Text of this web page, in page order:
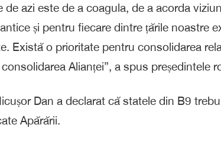
de azi este de a coagula, de a acorda
și pentru fiecare dintre țările noastre
Există o prioritate pentru consolidarea
Alianței”, a spus președintele
Dan a declarat că statele din B9
Apărării.